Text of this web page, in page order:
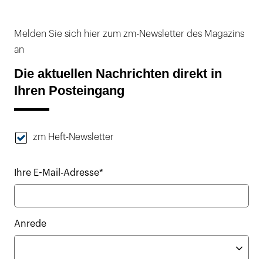
Melden Sie sich hier zum zm-Newsletter des Magazins
an
Die aktuellen Nachrichten direkt in
Ihren Posteingang
zm Heft-Newsletter
Ihre E-Mail-Adresse*
Anrede